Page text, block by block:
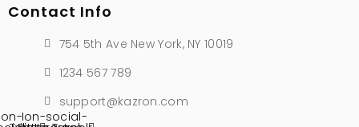
Contact Info
754 5th Ave New York, NY 10019
1234 567 789
support@kazron.com
Ion-social-